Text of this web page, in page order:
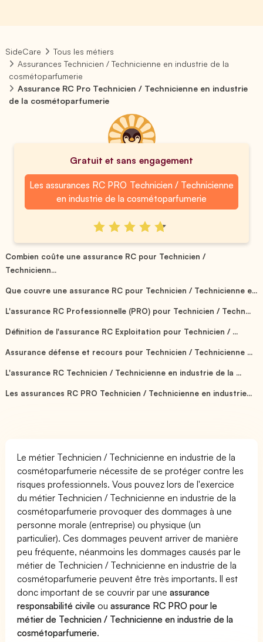
SideCare
Tous les métiers
Assurances Technicien / Technicienne en industrie de la
cosmétoparfumerie
Assurance RC Pro Technicien / Technicienne en industrie
de la cosmétoparfumerie
Gratuit et sans engagement
Les assurances RC PRO Technicien / Technicienne
en industrie de la cosmétoparfumerie
Combien coûte une assurance RC pour Technicien /
Technicienn...
Que couvre une assurance RC pour Technicien / Technicienne e...
L'assurance RC Professionnelle (PRO) pour Technicien / Techn...
Définition de l'assurance RC Exploitation pour Technicien / ...
Assurance défense et recours pour Technicien / Technicienne ...
L'assurance RC Technicien / Technicienne en industrie de la ...
Les assurances RC PRO Technicien / Technicienne en industrie...
Le métier Technicien / Technicienne en industrie de la
cosmétoparfumerie nécessite de se protéger contre les
risques professionnels. Vous pouvez lors de l'exercice
du métier Technicien / Technicienne en industrie de la
cosmétoparfumerie provoquer des dommages à une
personne morale (entreprise) ou physique (un
particulier). Ces dommages peuvent arriver de manière
peu fréquente, néanmoins les dommages causés par le
métier de Technicien / Technicienne en industrie de la
cosmétoparfumerie peuvent être très importants. Il est
donc important de se couvrir par uneassurance
responsabilité civile ouassurance RC PRO pour le
métier de Technicien / Technicienne en industrie de la
cosmétoparfumerie.